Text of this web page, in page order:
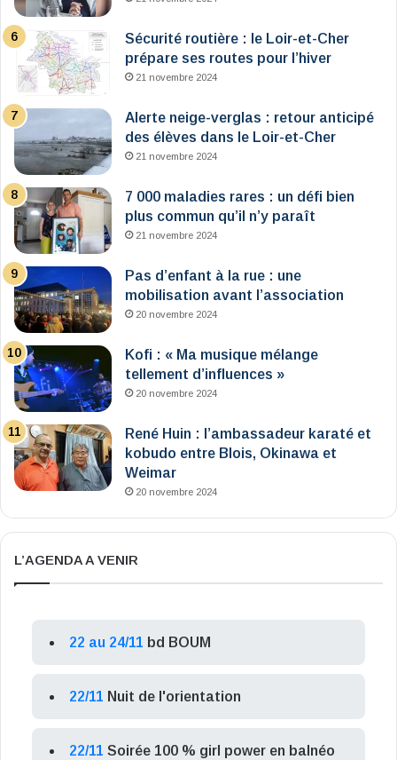
Sécurité routière : le Loir-et-Cher
prépare ses routes pour l’hiver
21 novembre 2024
Alerte neige-verglas : retour anticipé
des élèves dans le Loir-et-Cher
21 novembre 2024
7 000 maladies rares : un défi bien
plus commun qu’il n’y paraît
21 novembre 2024
Pas d’enfant à la rue : une
mobilisation avant l’association
20 novembre 2024
Kofi : « Ma musique mélange
tellement d’influences »
20 novembre 2024
René Huin : l’ambassadeur karaté et
kobudo entre Blois, Okinawa et
Weimar
20 novembre 2024
L’AGENDA A VENIR
22 au 24/11 bd BOUM
22/11 Nuit de l'orientation
22/11 Soirée 100 % girl power en balnéo